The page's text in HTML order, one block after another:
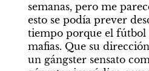
semanas, pero me
esto se podía prever
tiempo porque el fútbol
mafias. Que su
un gángster sensato